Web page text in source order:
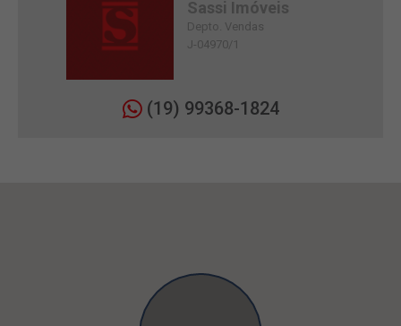
Sassi Imóveis
Depto. Vendas
J-04970/1
(19) 99368-1824